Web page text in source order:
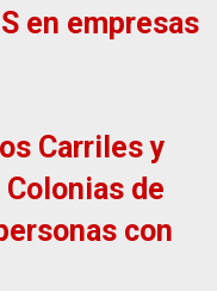
en empresas
Carriles y
de
con